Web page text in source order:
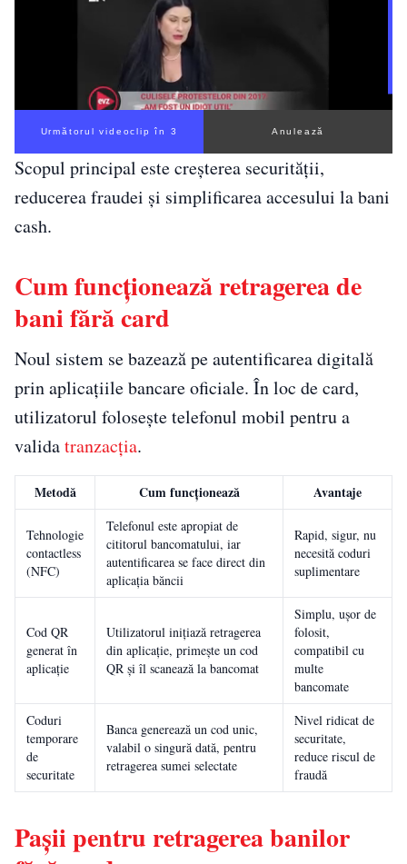
Următorul videoclip în 3 Anulează
Scopul principal este creșterea securității,
reducerea fraudei și simplificarea accesului la bani
cash.
Cum funcționează retragerea de
bani fără card
Noul sistem se bazează pe autentificarea digitală
prin aplicațiile bancare oficiale. În loc de card,
utilizatorul folosește telefonul mobil pentru a
validatranzacția.
Metodă Cum funcționează Avantaje
Tehnologie
contactless
(NFC)
Telefonul este apropiat de
cititorul bancomatului, iar
autentificarea se face direct din
aplicația băncii
Rapid, sigur, nu
necesită coduri
suplimentare
Cod QR
generat în
aplicație
Utilizatorul inițiază retragerea
din aplicație, primește un cod
QR și îl scanează la bancomat
Simplu, ușor de
folosit,
compatibil cu
multe
bancomate
Coduri
temporare
de
securitate
Banca generează un cod unic,
valabil o singură dată, pentru
retragerea sumei selectate
Nivel ridicat de
securitate,
reduce riscul de
fraudă
Pașii pentru retragerea banilor